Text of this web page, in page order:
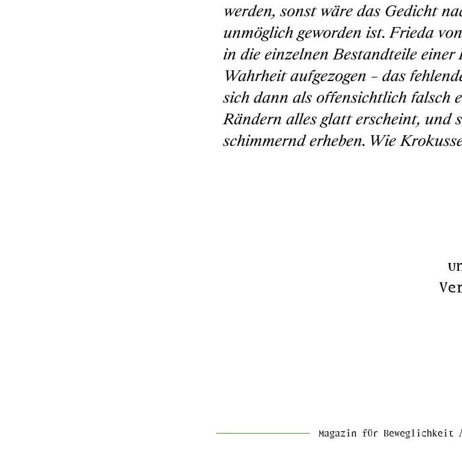
werden, sonst wäre das Gedicht
unmöglich geworden ist. Frieda
in die einzelnen Bestandteile
Wahrheit aufgezogen – das
sich dann als offensichtlich falsch
Rändern alles glatt erscheint, und
schimmernd erheben. Wie
Magazin für Beweglichkeit